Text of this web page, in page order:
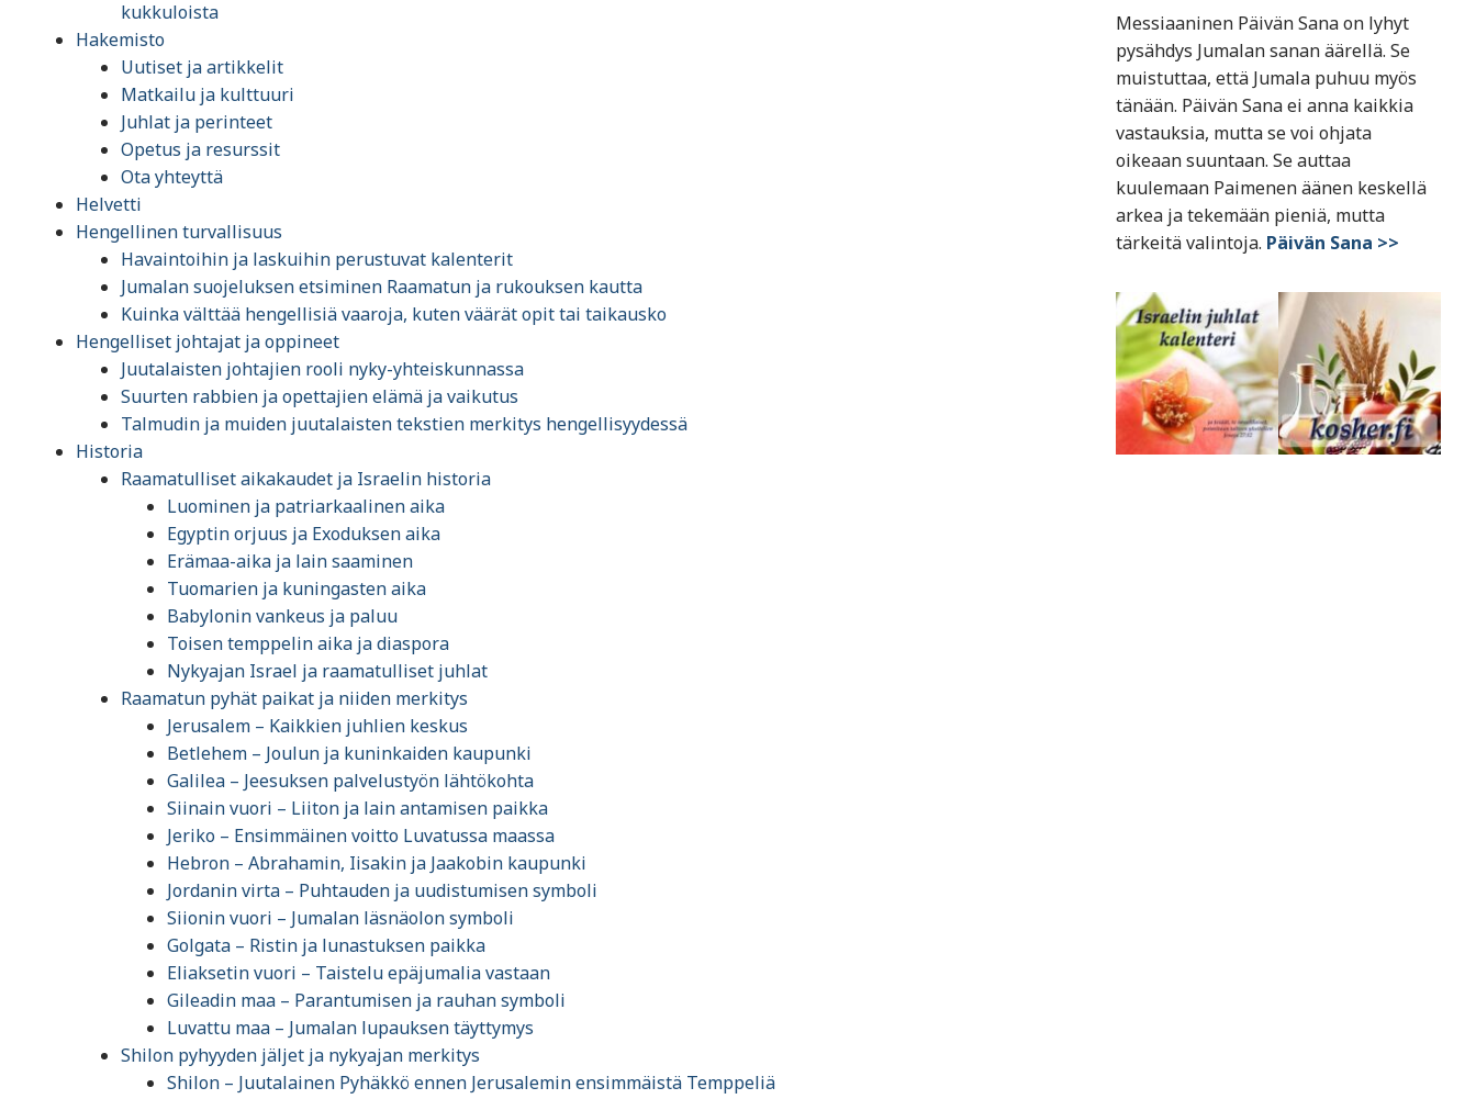
kukkuloista
Hakemisto
Uutiset ja artikkelit
Matkailu ja kulttuuri
Juhlat ja perinteet
Opetus ja resurssit
Ota yhteyttä
Helvetti
Hengellinen turvallisuus
Havaintoihin ja laskuihin perustuvat kalenterit
Jumalan suojeluksen etsiminen Raamatun ja rukouksen kautta
Kuinka välttää hengellisiä vaaroja, kuten väärät opit tai taikausko
Hengelliset johtajat ja oppineet
Juutalaisten johtajien rooli nyky-yhteiskunnassa
Suurten rabbien ja opettajien elämä ja vaikutus
Talmudin ja muiden juutalaisten tekstien merkitys hengellisyydessä
Historia
Raamatulliset aikakaudet ja Israelin historia
Luominen ja patriarkaalinen aika
Egyptin orjuus ja Exoduksen aika
Erämaa-aika ja lain saaminen
Tuomarien ja kuningasten aika
Babylonin vankeus ja paluu
Toisen temppelin aika ja diaspora
Nykyajan Israel ja raamatulliset juhlat
Raamatun pyhät paikat ja niiden merkitys
Jerusalem – Kaikkien juhlien keskus
Betlehem – Joulun ja kuninkaiden kaupunki
Galilea – Jeesuksen palvelustyön lähtökohta
Siinain vuori – Liiton ja lain antamisen paikka
Jeriko – Ensimmäinen voitto Luvatussa maassa
Hebron – Abrahamin, Iisakin ja Jaakobin kaupunki
Jordanin virta – Puhtauden ja uudistumisen symboli
Siionin vuori – Jumalan läsnäolon symboli
Golgata – Ristin ja lunastuksen paikka
Eliaksetin vuori – Taistelu epäjumalia vastaan
Gileadin maa – Parantumisen ja rauhan symboli
Luvattu maa – Jumalan lupauksen täyttymys
Shilon pyhyyden jäljet ja nykyajan merkitys
Shilon – Juutalainen Pyhäkkö ennen Jerusalemin ensimmäistä Temppeliä
Messiaaninen Päivän Sana on lyhyt
pysähdys Jumalan sanan äärellä. Se
muistuttaa, että Jumala puhuu myös
tänään. Päivän Sana ei anna kaikkia
vastauksia, mutta se voi ohjata
oikeaan suuntaan. Se auttaa
kuulemaan Paimenen äänen keskellä
arkea ja tekemään pieniä, mutta
tärkeitä valintoja. Päivän Sana >>